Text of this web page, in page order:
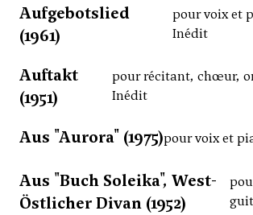
Aufgebotslied
(1961)
pour voix et
Inédit
Auftakt
(1951)
pour récitant, chœur,
Inédit
Aus "Aurora" (1975)pour voix et
Aus "Buch Soleika", West-
Östlicher Divan (1952)